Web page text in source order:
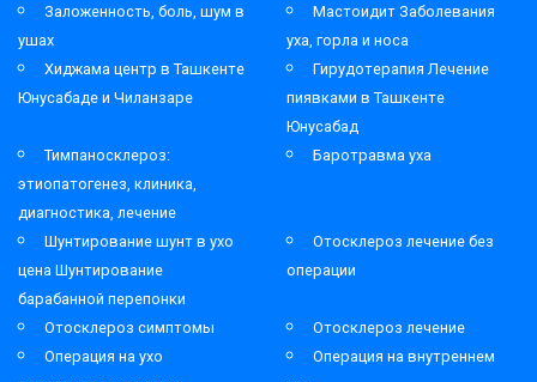
Заложенность, боль, шум в
ушах
Мастоидит Заболевания
уха, горла и носа
Хиджама центр в Ташкенте
Юнусабаде и Чиланзаре
Гирудотерапия Лечение
пиявками в Ташкенте
Юнусабад
Тимпаносклероз:
этиопатогенез, клиника,
диагностика, лечение
Баротравма уха
Шунтирование шунт в ухо
цена Шунтирование
барабанной перепонки
Отосклероз лечение без
операции
Отосклероз симптомы
Отосклероз лечение
Операция на ухо
Операция на внутреннем